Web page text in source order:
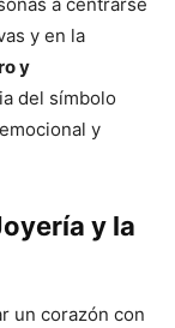
y en la
y
del símbolo
y
y la
un corazón con